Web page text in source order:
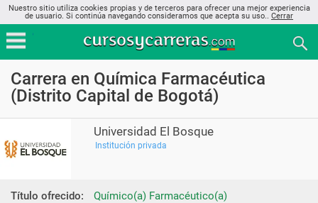
Nuestro sitio utiliza cookies propias y de terceros para ofrecer una mejor experiencia
de usuario. Si continúa navegando consideramos que acepta su uso.. Cerrar
Carrera en Química Farmacéutica
(Distrito Capital de Bogotá)
Universidad El Bosque
Institución privada
Título ofrecido:
Químico(a) Farmacéutico(a)